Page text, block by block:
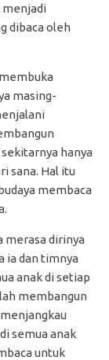
menjadi
dibaca oleh
masing-
hanya
sana. Hal itu
membaca
merasa dirinya
ia dan timnya
anak di setiap
membangun
semua anak
untuk